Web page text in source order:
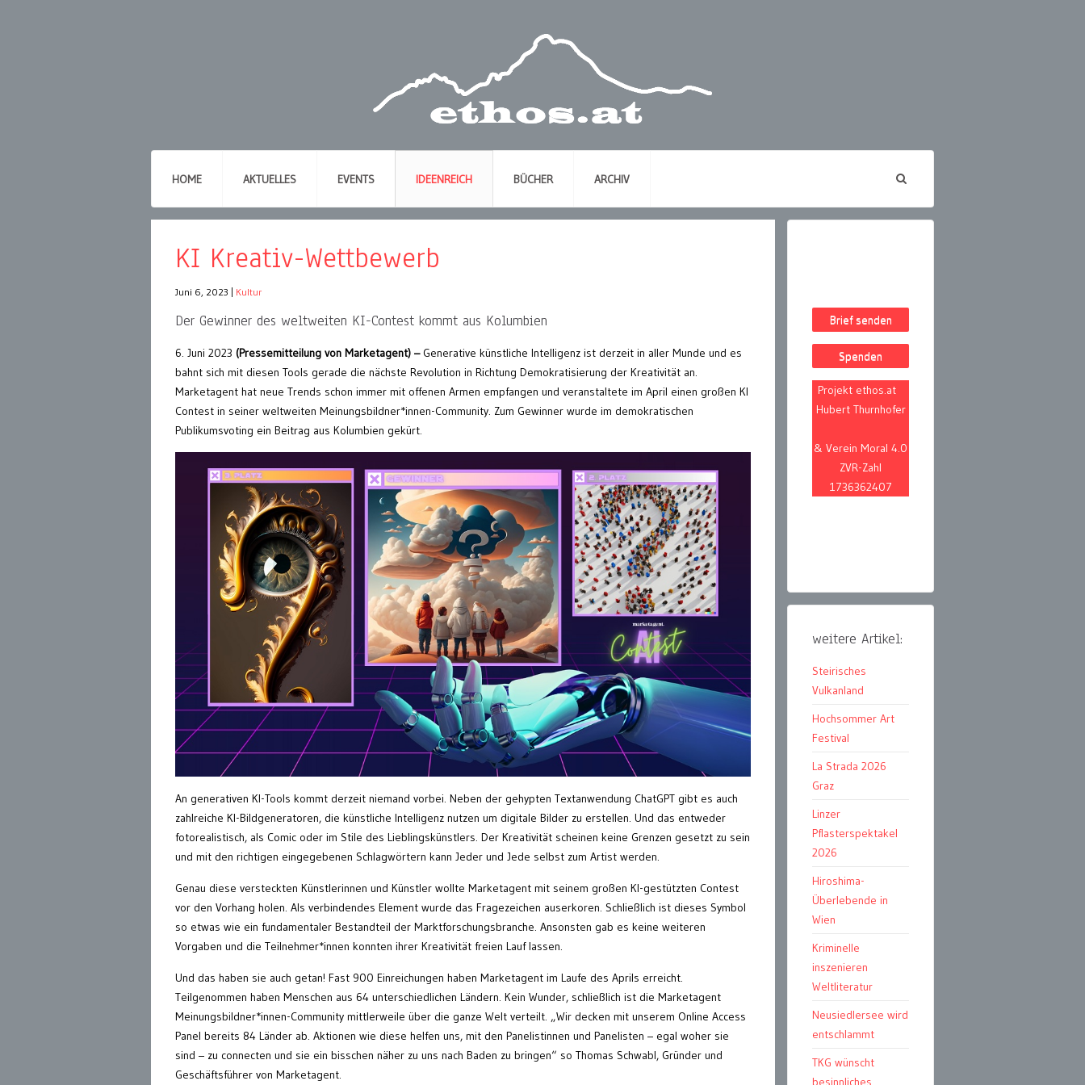
HOME AKTUELLES EVENTS IDEENREICH BÜCHER ARCHIV
KI Kreativ-Wettbewerb
Juni 6, 2023 Kultur
Der Gewinner des weltweiten KI-Contest kommt aus Kolumbien
6. Juni 2023 (Pressemitteilung von Marketagent) –Generative künstliche Intelligenz ist derzeit in aller Munde und es
bahnt sich mit diesen Tools gerade die nächste Revolution in Richtung Demokratisierung der Kreativität an.
Marketagent hat neue Trends schon immer mit offenen Armen empfangen und veranstaltete im April einen großen KI
Contest in seiner weltweiten Meinungsbildner*innen-Community. Zum Gewinner wurde im demokratischen
Publikumsvoting ein Beitrag aus Kolumbien gekürt.
An generativen KI-Tools kommt derzeit niemand vorbei. Neben der gehypten Textanwendung ChatGPT gibt es auch
zahlreiche KI-Bildgeneratoren, die künstliche Intelligenz nutzen um digitale Bilder zu erstellen. Und das entweder
fotorealistisch, als Comic oder im Stile des Lieblingskünstlers. Der Kreativität scheinen keine Grenzen gesetzt zu sein
und mit den richtigen eingegebenen Schlagwörtern kann Jeder und Jede selbst zum Artist werden.
Genau diese versteckten Künstlerinnen und Künstler wollte Marketagent mit seinem großen KI-gestützten Contest
vor den Vorhang holen. Als verbindendes Element wurde das Fragezeichen auserkoren. Schließlich ist dieses Symbol
so etwas wie ein fundamentaler Bestandteil der Marktforschungsbranche. Ansonsten gab es keine weiteren
Vorgaben und die Teilnehmer*innen konnten ihrer Kreativität freien Lauf lassen.
Und das haben sie auch getan! Fast 900 Einreichungen haben Marketagent im Laufe des Aprils erreicht.
Teilgenommen haben Menschen aus 64 unterschiedlichen Ländern. Kein Wunder, schließlich ist die Marketagent
Meinungsbildner*innen-Community mittlerweile über die ganze Welt verteilt. „Wir decken mit unserem Online Access
Panel bereits 84 Länder ab. Aktionen wie diese helfen uns, mit den Panelistinnen und Panelisten – egal woher sie
sind – zu connecten und sie ein bisschen näher zu uns nach Baden zu bringen“ so Thomas Schwabl, Gründer und
Geschäftsführer von Marketagent.
Brief senden
Spenden
Projekt ethos.at
Hubert Thurnhofer
& Verein Moral 4.0
ZVR-Zahl
1736362407
weitere Artikel:
Steirisches
Vulkanland
Hochsommer Art
Festival
La Strada 2026
Graz
Linzer
Pflasterspektakel
2026
Hiroshima-
Überlebende in
Wien
Kriminelle
inszenieren
Weltliteratur
Neusiedlersee wird
entschlammt
TKG wünscht
besinnliches